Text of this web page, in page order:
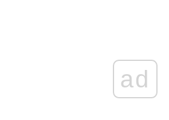
ad